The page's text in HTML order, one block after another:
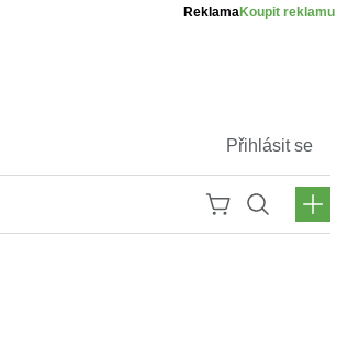
ReklamaKoupit reklamu
Přihlásit se